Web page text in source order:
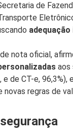
de
nota oficial,
aos
de CT-e, 96,3%),
novas regras de